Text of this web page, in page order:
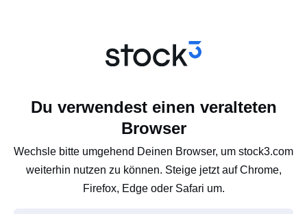
Du verwendest einen veralteten
Browser
Wechsle bitte umgehend Deinen Browser, um stock3.com
weiterhin nutzen zu können. Steige jetzt auf Chrome,
Firefox, Edge oder Safari um.